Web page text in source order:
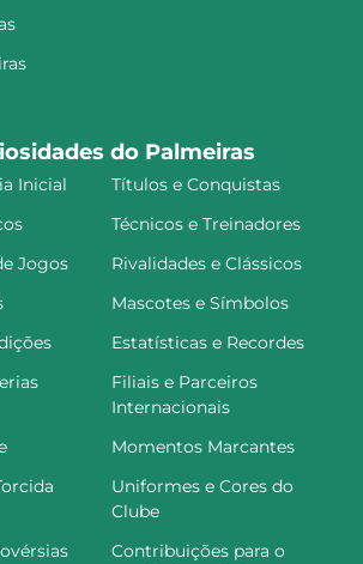
do Palmeiras
Inicial
Títulos e Conquistas
Técnicos e Treinadores
Jogos
Rivalidades e Clássicos
Mascotes e Símbolos
Estatísticas e Recordes
Filiais e Parceiros
Internacionais
Momentos Marcantes
Uniformes e Cores do
Clube
Contribuições para o